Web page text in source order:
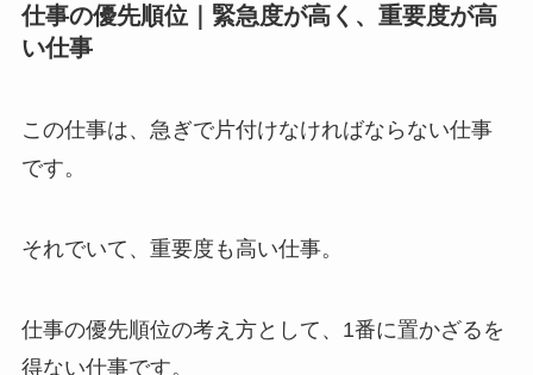
仕事の優先順位｜緊急度が高く、重要度が高
い仕事
この仕事は、急ぎで片付けなければならない仕事
です。
それでいて、重要度も高い仕事。
仕事の優先順位の考え方として、1番に置かざるを
得ない仕事です。